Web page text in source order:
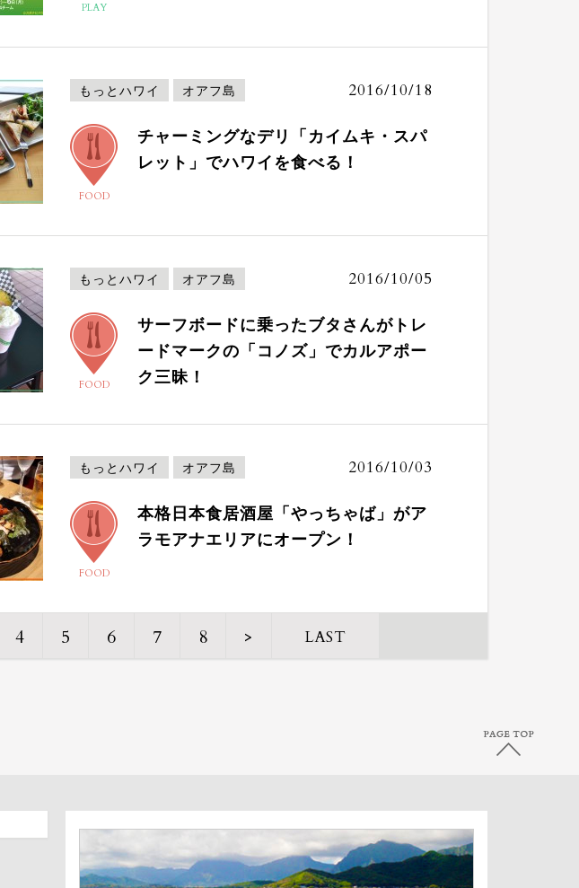
PLAY
もっとハワイ オアフ島 2016/10/18
FOOD
チャーミングなデリ「カイムキ・スパ
レット」でハワイを食べる！
もっとハワイ オアフ島 2016/10/05
FOOD
サーフボードに乗ったブタさんがトレ
ードマークの「コノズ」でカルアポー
ク三昧！
もっとハワイ オアフ島 2016/10/03
FOOD
本格日本食居酒屋「やっちゃば」がア
ラモアナエリアにオープン！
4 5 6 7 8 > LAST